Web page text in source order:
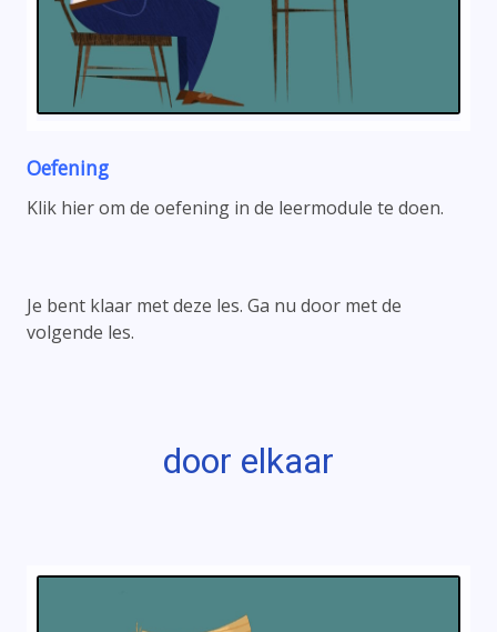
Oefening
Klik hier om de oefening in de leermodule te doen.
Je bent klaar met deze les. Ga nu door met de
volgende les.
door elkaar